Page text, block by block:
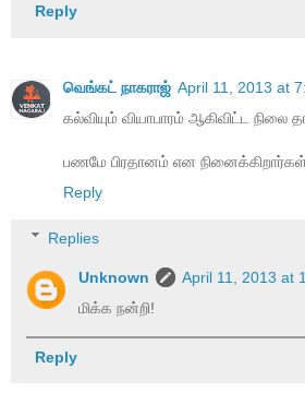
Reply
வெங்கட் நாகராஜ் April 11, 2013 at
கல்வியும் வியாபாரம் ஆகிவிட்ட நிலை
பணமே பிரதானம் என
Reply
Replies
Unknown
April 11, 2013 at
மிக்க நன்றி!
Reply